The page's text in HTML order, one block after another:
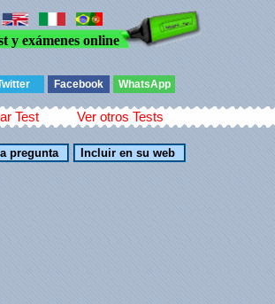
y exámenes online
Facebook WhatsApp
Test Ver otros Tests